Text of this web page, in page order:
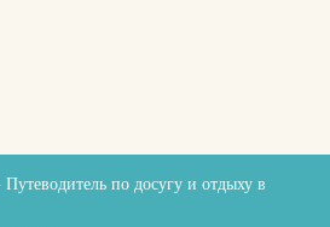
Путеводитель по досугу и отдыху в